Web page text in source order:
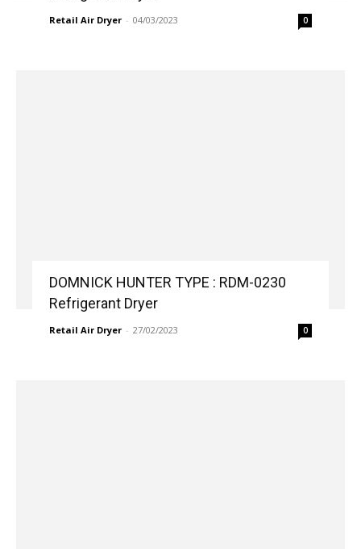
Retail Air Dryer - 04/03/2023 0
DOMNICK HUNTER TYPE : RDM-0230
Refrigerant Dryer
Retail Air Dryer - 27/02/2023 0